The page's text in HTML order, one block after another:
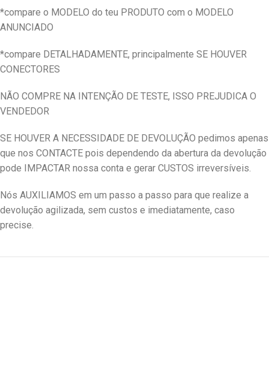
*compare o MODELO do teu PRODUTO com o MODELO
ANUNCIADO
*compare DETALHADAMENTE, principalmente SE HOUVER
CONECTORES
NÃO COMPRE NA INTENÇÃO DE TESTE, ISSO PREJUDICA O
VENDEDOR
SE HOUVER A NECESSIDADE DE DEVOLUÇÃO pedimos apenas
que nos CONTACTE pois dependendo da abertura da devolução
pode IMPACTAR nossa conta e gerar CUSTOS irreversíveis.
Nós AUXILIAMOS em um passo a passo para que realize a
devolução agilizada, sem custos e imediatamente, caso
precise.